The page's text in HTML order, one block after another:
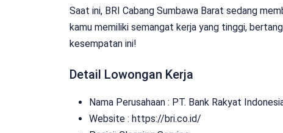
Saat ini, BRI Cabang Sumbawa Barat sedang
kamu memiliki semangat kerja yang tinggi,
kesempatan ini!
Detail Lowongan Kerja
Nama Perusahaan : PT. Bank Rakyat
Website : https://bri.co.id/